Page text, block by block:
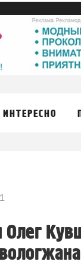
ИНТЕРЕСНО
Олег